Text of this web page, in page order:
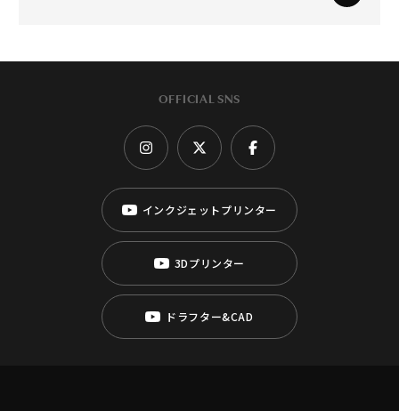
OFFICIAL SNS
インクジェットプリンター
3Dプリンター
ドラフター&CAD